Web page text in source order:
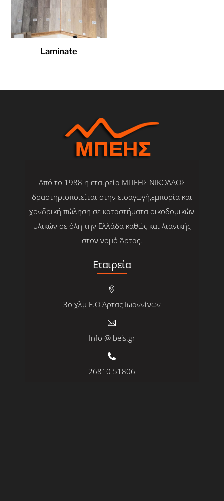
Laminate
Από το 1988 η εταιρεία ΜΠΕΗΣ ΝΙΚΟΛΑΟΣ
δραστηριοποιείται στην εισαγωγή,εμπορία και
χονδρική πώληση σε καταστήματα οικοδομικών
υλικών σε όλη την Ελλάδα καθώς και λιανικής
στον νομό Άρτας.
Εταιρεία
3ο χλμ Ε.Ο Άρτας Ιωαννίνων
Info @ beis.gr
26810 51806